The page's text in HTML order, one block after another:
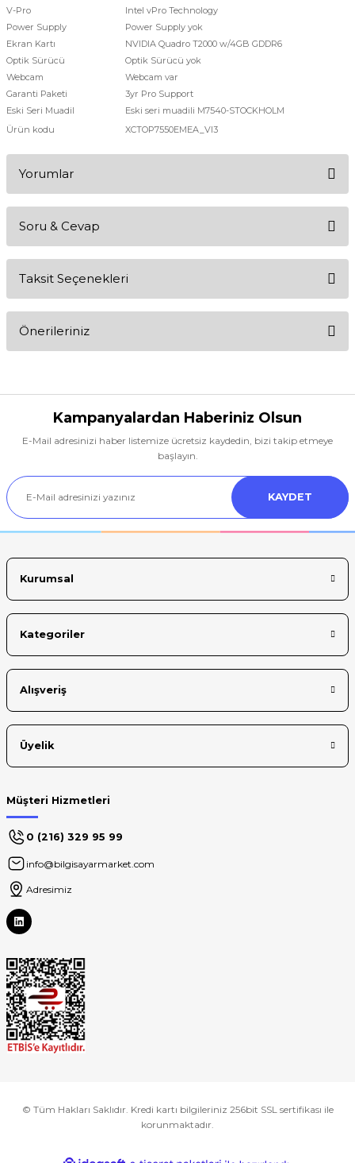
V-Pro
Intel vPro Technology
Power Supply
Power Supply yok
Ekran Kartı
NVIDIA Quadro T2000 w/4GB GDDR6
Optik Sürücü
Optik Sürücü yok
Webcam
Webcam var
Garanti Paketi
3yr Pro Support
Eski Seri Muadil
Eski seri muadili M7540-STOCKHOLM
Ürün kodu
XCTOP7550EMEA_VI3
Yorumlar
Soru & Cevap
Taksit Seçenekleri
Önerileriniz
tarafımıza iletebilirsiniz.
Görüş ve önerileriniz için teşekkür ederiz.
Ürün resmi kalitesiz, bozuk veya görüntülenemiyor.
Ürün açıklamasında eksik bilgiler bulunuyor.
Ürün bilgilerinde hatalar bulunuyor.
Kampanyalardan Haberiniz Olsun
E-Mail adresinizi haber listemize ücretsiz kaydedin, bizi takip etmeye
başlayın.
KAYDET
Kurumsal
Kategoriler
Alışveriş
Üyelik
Müşteri Hizmetleri
0 (216) 329 95 99
info@bilgisayarmarket.com
Adresimiz
© Tüm Hakları Saklıdır. Kredi kartı bilgileriniz 256bit SSL sertifikası ile
korunmaktadır.